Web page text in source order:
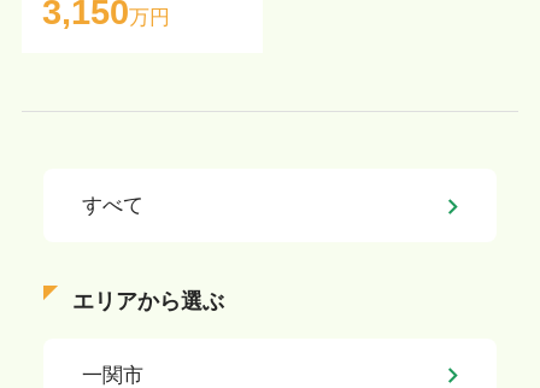
3,150万円
すべて
エリアから選ぶ
一関市